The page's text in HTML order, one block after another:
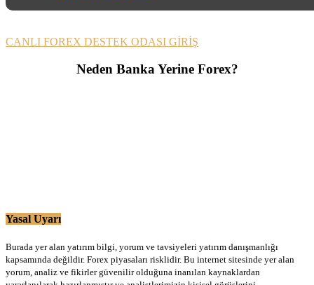
CANLI FOREX DESTEK ODASI GİRİŞ
Neden Banka Yerine Forex?
Yasal Uyarı
Burada yer alan yatırım bilgi, yorum ve tavsiyeleri yatırım danışmanlığı
kapsamında değildir. Forex piyasaları risklidir. Bu internet sitesinde yer alan
yorum, analiz ve fikirler güvenilir olduğuna inanılan kaynaklardan